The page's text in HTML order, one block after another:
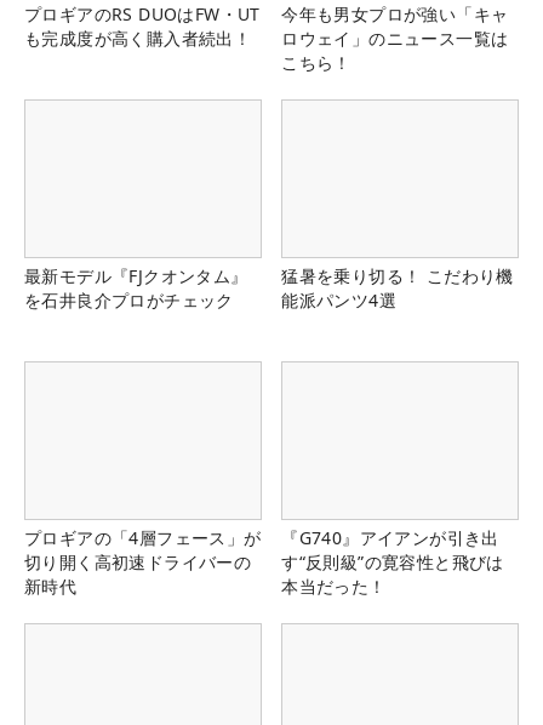
プロギアのRS DUOはFW・UT
も完成度が高く購入者続出！
今年も男女プロが強い「キャ
ロウェイ」のニュース一覧は
こちら！
最新モデル『FJクオンタム』
を石井良介プロがチェック
猛暑を乗り切る！ こだわり機
能派パンツ4選
プロギアの「4層フェース」が
切り開く高初速ドライバーの
新時代
『G740』アイアンが引き出
す“反則級”の寛容性と飛びは
本当だった！